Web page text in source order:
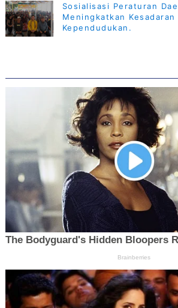
Sosialisasi Peraturan
Meningkatkan
Kependudukan.